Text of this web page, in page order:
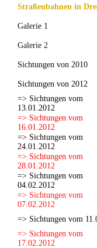
Straßenbahnen in
Galerie 1
Galerie 2
Sichtungen von 2010
Sichtungen von 2012
=> Sichtungen vom
13.01.2012
=> Sichtungen vom
16.01.2012
=> Sichtungen vom
24.01.2012
=> Sichtungen vom
28.01.2012
=> Sichtungen vom
04.02.2012
=> Sichtungen vom
07.02.2012
=> Sichtungen vom
=> Sichtungen vom
17.02.2012